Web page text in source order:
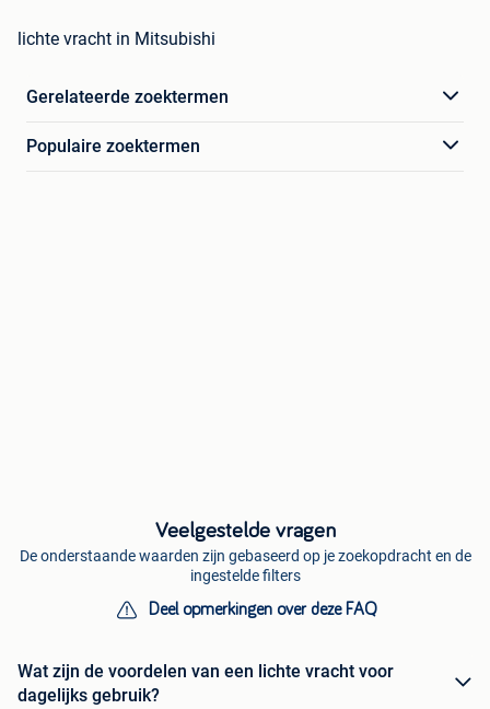
lichte vracht in Mitsubishi
Gerelateerde zoektermen
Populaire zoektermen
Veelgestelde vragen
De onderstaande waarden zijn gebaseerd op je zoekopdracht en de
ingestelde filters
Deel opmerkingen over deze FAQ
Wat zijn de voordelen van een lichte vracht voor
dagelijks gebruik?